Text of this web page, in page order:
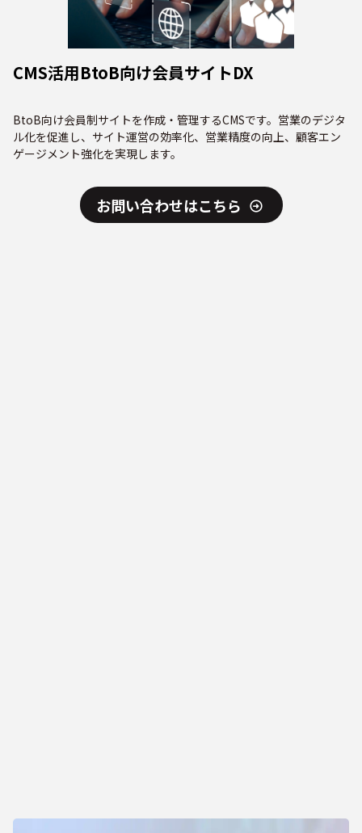
CMS活用BtoB向け会員サイトDX
BtoB向け会員制サイトを作成・管理するCMSです。営業のデジタ
ル化を促進し、サイト運営の効率化、営業精度の向上、顧客エン
ゲージメント強化を実現します。
お問い合わせはこちら